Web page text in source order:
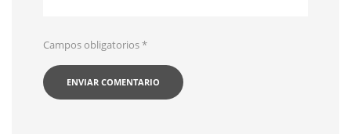
Campos obligatorios*